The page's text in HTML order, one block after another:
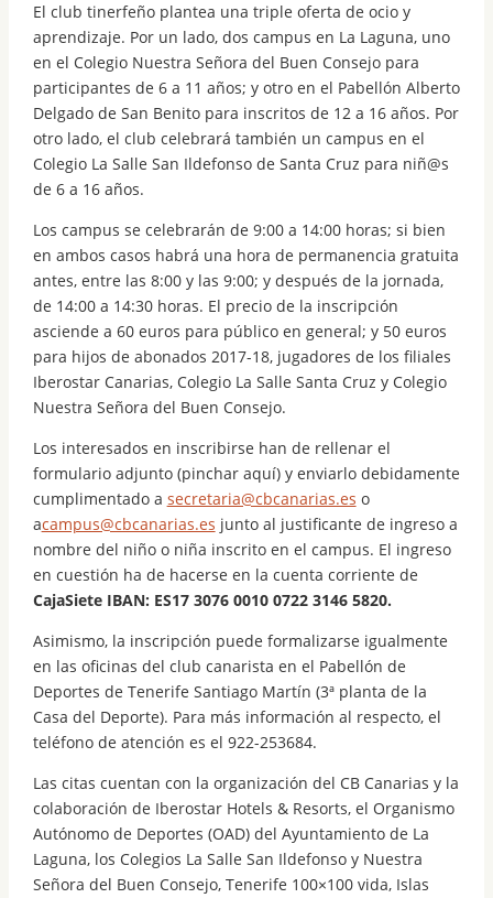
El club tinerfeño plantea una triple oferta de ocio y
aprendizaje. Por un lado, dos campus en La Laguna, uno
en el Colegio Nuestra Señora del Buen Consejo para
participantes de 6 a 11 años; y otro en el Pabellón Alberto
Delgado de San Benito para inscritos de 12 a 16 años. Por
otro lado, el club celebrará también un campus en el
Colegio La Salle San Ildefonso de Santa Cruz para niñ@s
de 6 a 16 años.
Los campus se celebrarán de 9:00 a 14:00 horas; si bien
en ambos casos habrá una hora de permanencia gratuita
antes, entre las 8:00 y las 9:00; y después de la jornada,
de 14:00 a 14:30 horas. El precio de la inscripción
asciende a 60 euros para público en general; y 50 euros
para hijos de abonados 2017-18, jugadores de los filiales
Iberostar Canarias, Colegio La Salle Santa Cruz y Colegio
Nuestra Señora del Buen Consejo.
Los interesados en inscribirse han de rellenar el
formulario adjunto (pinchar aquí) y enviarlo debidamente
cumplimentado a secretaria@cbcanarias.es o
acampus@cbcanarias.es junto al justificante de ingreso a
nombre del niño o niña inscrito en el campus. El ingreso
en cuestión ha de hacerse en la cuenta corriente de
CajaSiete IBAN: ES17 3076 0010 0722 3146 5820.
Asimismo, la inscripción puede formalizarse igualmente
en las oficinas del club canarista en el Pabellón de
Deportes de Tenerife Santiago Martín (3ª planta de la
Casa del Deporte). Para más información al respecto, el
teléfono de atención es el 922-253684.
Las citas cuentan con la organización del CB Canarias y la
colaboración de Iberostar Hotels & Resorts, el Organismo
Autónomo de Deportes (OAD) del Ayuntamiento de La
Laguna, los Colegios La Salle San Ildefonso y Nuestra
Señora del Buen Consejo, Tenerife 100×100 vida, Islas